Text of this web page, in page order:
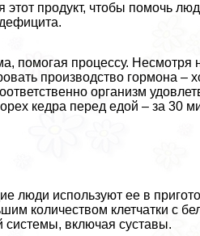
продукт, чтобы помочь
помогая процессу. Несмотря
производство гормона –
организм
кедра перед едой – за 30
люди используют ее в
количеством клетчатки с
системы, включая суставы.